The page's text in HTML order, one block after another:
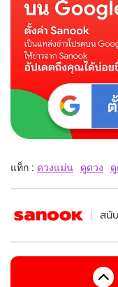
แท็ก : ดวงแม่น ดูดวง
สนั